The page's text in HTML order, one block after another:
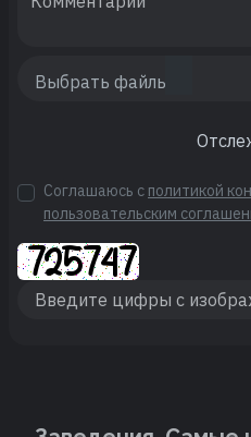
Соглашаюсь с политикой
пользовательским